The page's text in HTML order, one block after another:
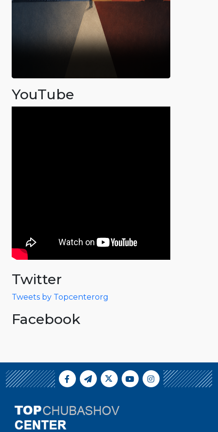
YouTube
Twitter
Tweets by Topcenterorg
Facebook